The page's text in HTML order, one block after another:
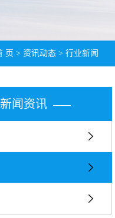
页 > 资讯动态 > 行业新闻
新闻资讯